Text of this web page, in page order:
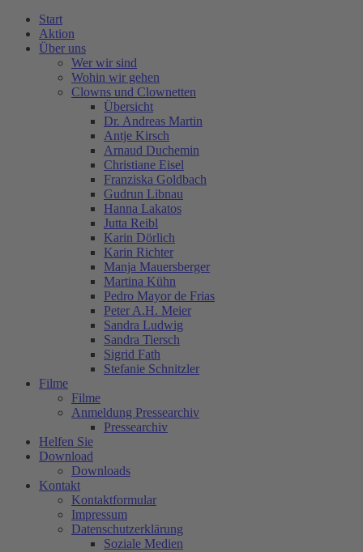
Start
Aktion
Über uns
Wer wir sind
Wohin wir gehen
Clowns und Clownetten
Übersicht
Dr. Andreas Martin
Antje Kirsch
Arnaud Duchemin
Christiane Eisel
Franziska Goldbach
Gudrun Libnau
Hanna Lakatos
Jutta Reibl
Karin Dörlich
Karin Richter
Manja Mauersberger
Martina Kühn
Pedro Mayor de Frias
Peter A.H. Meier
Sandra Ludwig
Sandra Tiersch
Sigrid Fath
Stefanie Schnitzler
Filme
Filme
Anmeldung Pressearchiv
Pressearchiv
Helfen Sie
Download
Downloads
Kontakt
Kontaktformular
Impressum
Datenschutzerklärung
Soziale Medien